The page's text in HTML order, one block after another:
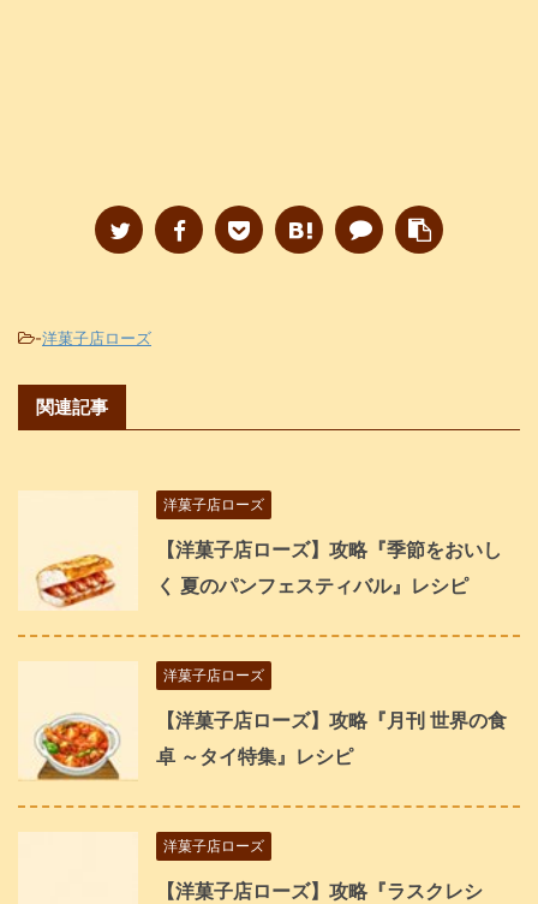
-洋菓子店ローズ
関連記事
洋菓子店ローズ
【洋菓子店ローズ】攻略『季節をおいし
く 夏のパンフェスティバル』レシピ
洋菓子店ローズ
【洋菓子店ローズ】攻略『月刊 世界の食
卓 ～タイ特集』レシピ
洋菓子店ローズ
【洋菓子店ローズ】攻略『ラスクレシ